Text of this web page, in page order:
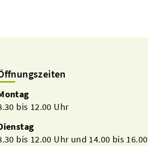
bis 12.00 Uhr
bis 12.00 Uhr und 14.00 bis 16.00